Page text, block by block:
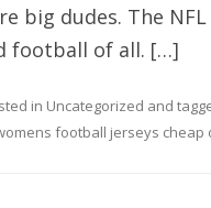
big dudes. The
football of all. […]
in Uncategorized and
football jerseys cheap